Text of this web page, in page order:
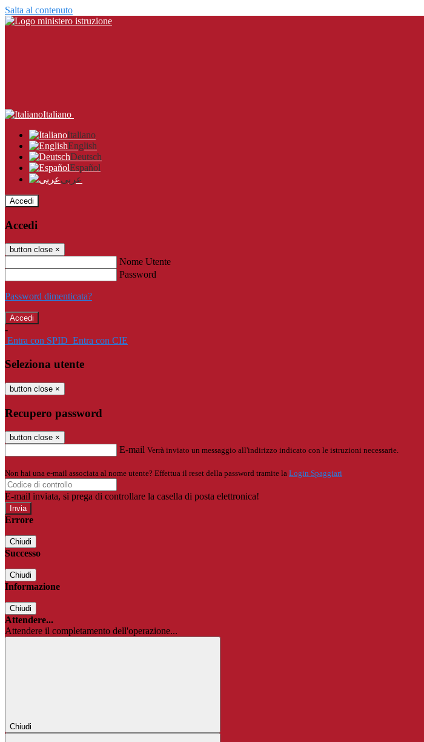
Salta al contenuto
Italiano
Italiano
English
Deutsch
Español
عربى
Accedi
Accedi
button close ×
Nome Utente
Password
Password dimenticata?
-
Entra con SPID Entra con CIE
Seleziona utente
button close ×
Recupero password
button close ×
E-mail Verrà inviato un messaggio all'indirizzo indicato con le istruzioni necessarie.
Non hai una e-mail associata al nome utente? Effettua il reset della password tramite la Login Spaggiari
E-mail inviata, si prega di controllare la casella di posta elettronica!
Errore
Chiudi
Successo
Chiudi
Informazione
Chiudi
Attendere...
Attendere il completamento dell'operazione...
Chiudi